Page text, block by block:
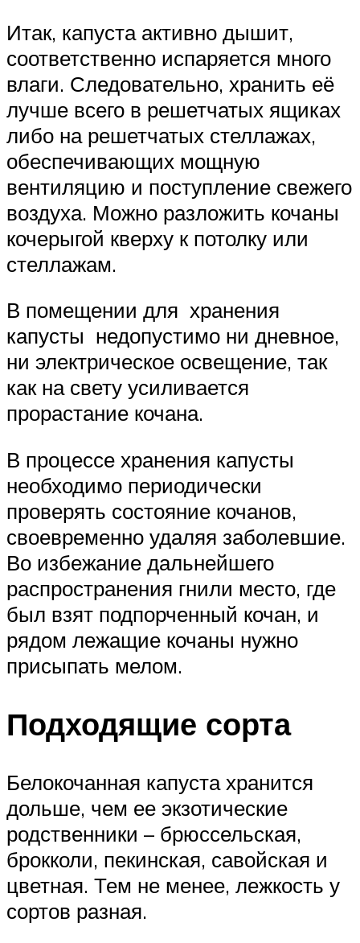
Итак, капуста активно дышит,
соответственно испаряется много
влаги. Следовательно, хранить её
лучше всего в решетчатых ящиках
либо на решетчатых стеллажах,
обеспечивающих мощную
вентиляцию и поступление свежего
воздуха. Можно разложить кочаны
кочерыгой кверху к потолку или
стеллажам.
В помещении для хранения
капусты недопустимо ни дневное,
ни электрическое освещение, так
как на свету усиливается
прорастание кочана.
В процессе хранения капусты
необходимо периодически
проверять состояние кочанов,
своевременно удаляя заболевшие.
Во избежание дальнейшего
распространения гнили место, где
был взят подпорченный кочан, и
рядом лежащие кочаны нужно
присыпать мелом.
Подходящие сорта
Белокочанная капуста хранится
дольше, чем ее экзотические
родственники – брюссельская,
брокколи, пекинская, савойская и
цветная. Тем не менее, лежкость у
сортов разная.